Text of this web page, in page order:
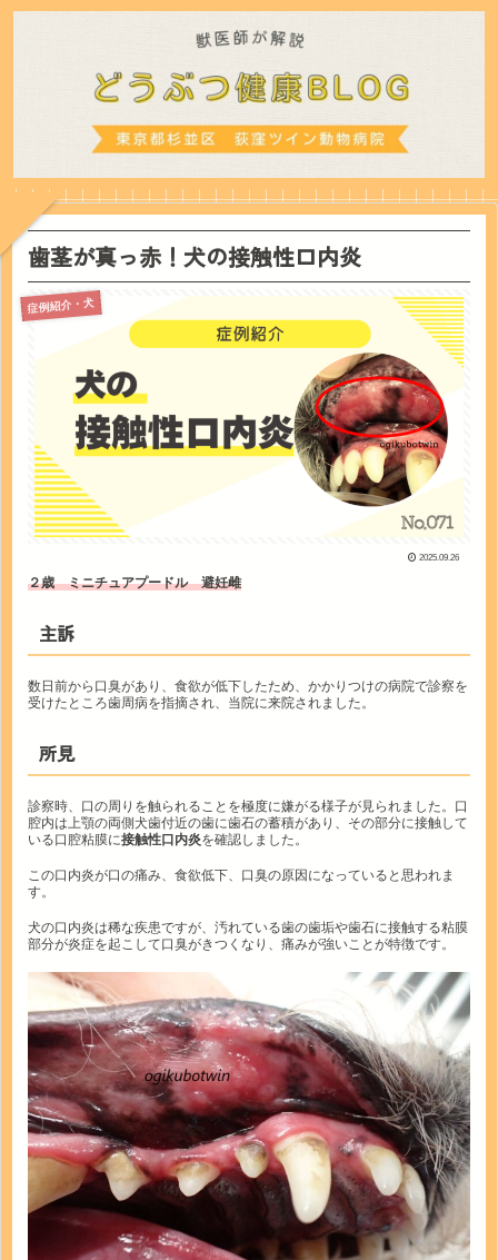
歯茎が真っ赤！犬の接触性口内炎
症例紹介・犬
2025.09.26
２歳 ミニチュアプードル 避妊雌
主訴
数日前から口臭があり、食欲が低下したため、かかりつけの病院で診察を
受けたところ歯周病を指摘され、当院に来院されました。
所見
診察時、口の周りを触られることを極度に嫌がる様子が見られました。口
腔内は上顎の両側犬歯付近の歯に歯石の蓄積があり、その部分に接触して
いる口腔粘膜に接触性口内炎を確認しました。
この口内炎が口の痛み、食欲低下、口臭の原因になっていると思われま
す。
犬の口内炎は稀な疾患ですが、汚れている歯の歯垢や歯石に接触する粘膜
部分が炎症を起こして口臭がきつくなり、痛みが強いことが特徴です。